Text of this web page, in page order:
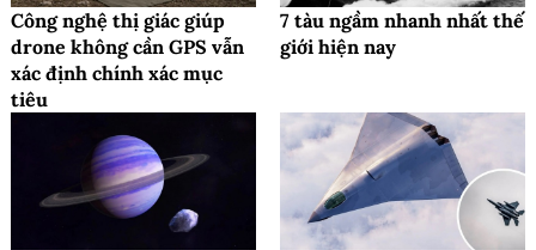
Công nghệ thị giác giúp
drone không cần GPS vẫn
xác định chính xác mục
tiêu
7 tàu ngầm nhanh nhất thế
giới hiện nay